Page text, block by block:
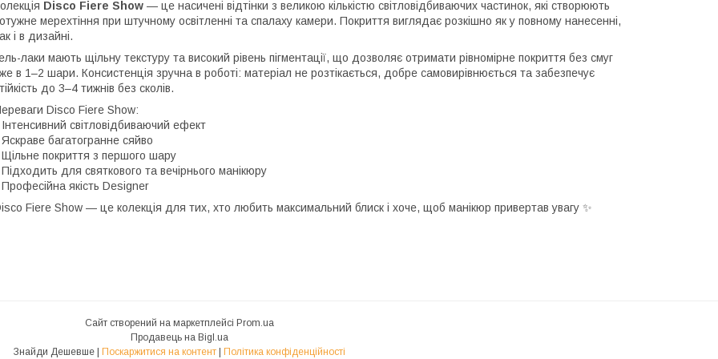
Disco Fiere Show — це насичені відтінки з великою кількістю світловідбиваючих частинок, які створюють
мерехтіння при штучному освітленні та спалаху камери. Покриття виглядає розкішно як у повному нанесенні,
і в дизайні.
лаки мають щільну текстуру та високий рівень пігментації, що дозволяє отримати рівномірне покриття без смуг
в 1–2 шари. Консистенція зручна в роботі: матеріал не розтікається, добре самовирівнюється та забезпечує
до 3–4 тижнів без сколів.
Disco Fiere Show:
Інтенсивний світловідбиваючий ефект
Яскраве багатогранне сяйво
Щільне покриття з першого шару
Підходить для святкового та вечірнього манікюру
Професійна якість Designer
Fiere Show — це колекція для тих, хто любить максимальний блиск і хоче, щоб манікюр привертав увагу ✨
Сайт створений на маркетплейсі Prom.ua
Продавець на Bigl.ua
Поскаржитися на контент Політика конфіденційності